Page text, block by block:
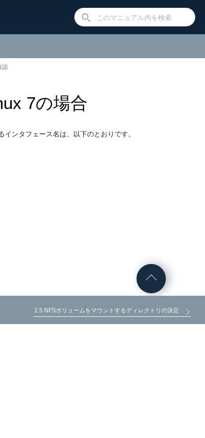
認
7の場合
ンタフェース名は、以下のとおりです。
2.5 NFSボリュームをマウントするディレクトリの決定